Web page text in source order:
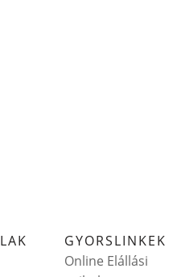
GYORSLINKEK
Online Elállási